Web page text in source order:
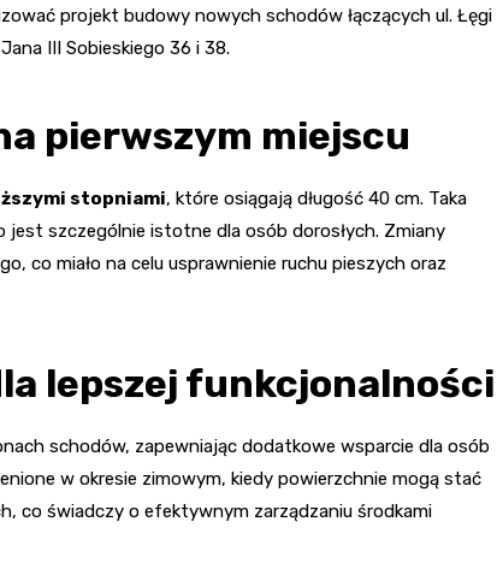
projekt budowy nowych schodów łączących ul. Łęgi
III Sobieskiego 36 i 38.
pierwszym miejscu
stopniami, które osiągają długość 40 cm. Taka
szczególnie istotne dla osób dorosłych. Zmiany
co miało na celu usprawnienie ruchu pieszych oraz
lepszej funkcjonalności
schodów, zapewniając dodatkowe wsparcie dla osób
w okresie zimowym, kiedy powierzchnie mogą stać
co świadczy o efektywnym zarządzaniu środkami